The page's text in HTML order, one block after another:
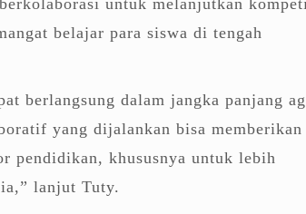
belajar para siswa di tengah
berlangsung dalam jangka panjang
yang dijalankan bisa memberikan
pendidikan, khususnya untuk lebih
lanjut Tuty.